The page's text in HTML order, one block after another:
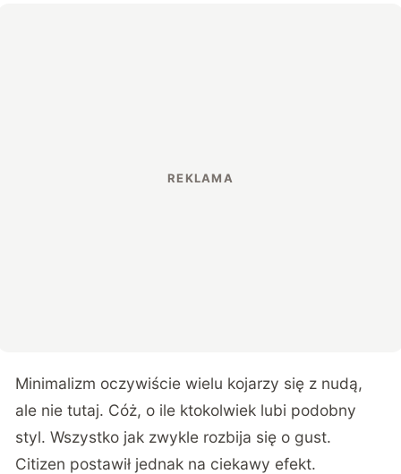
Minimalizm oczywiście wielu kojarzy się z nudą,
ale nie tutaj. Cóż, o ile ktokolwiek lubi podobny
styl. Wszystko jak zwykle rozbija się o gust.
Citizen postawił jednak na ciekawy efekt.